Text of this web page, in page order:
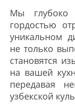
Мы
гордостью
уникальном
не только
становятся
на вашей
передавая
узбекской